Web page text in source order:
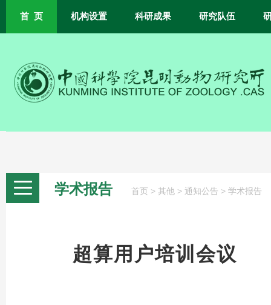
首 页 机构设置 科研成果 研究队伍
学术报告 首页 > 其他 > 通知公告 > 学术报告
超算用户培训会议